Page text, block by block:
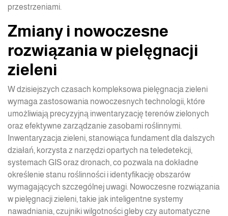
przestrzeniami.
Zmiany i nowoczesne
rozwiązania w pielęgnacji
zieleni
W dzisiejszych czasach kompleksowa pielęgnacja zieleni
wymaga zastosowania nowoczesnych technologii, które
umożliwiają precyzyjną inwentaryzację terenów zielonych
oraz efektywne zarządzanie zasobami roślinnymi.
Inwentaryzacja zieleni, stanowiąca fundament dla dalszych
działań, korzysta z narzędzi opartych na teledetekcji,
systemach GIS oraz dronach, co pozwala na dokładne
określenie stanu roślinności i identyfikację obszarów
wymagających szczególnej uwagi. Nowoczesne rozwiązania
w pielęgnacji zieleni, takie jak inteligentne systemy
nawadniania, czujniki wilgotności gleby czy automatyczne